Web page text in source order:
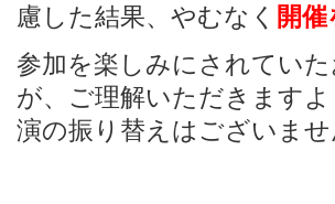
慮した結果、やむなく 開
参加を楽しみにされてい
が、ご理解いただきます
演の振り替えはございま